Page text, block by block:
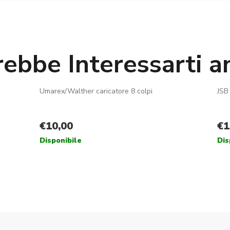
Interessarti